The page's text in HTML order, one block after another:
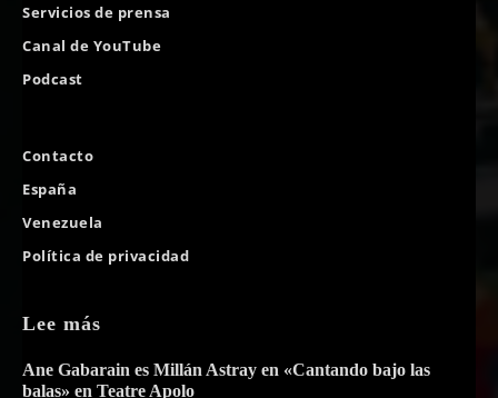
Servicios de prensa
Canal de YouTube
Podcast
Contacto
España
Venezuela
Política de privacidad
Lee más
Ane Gabarain es Millán Astray en «Cantando bajo las
balas» en Teatre Apolo